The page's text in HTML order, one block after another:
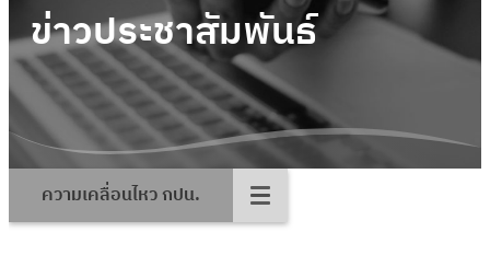
ข่าวประชาสัมพันธ์
ความเคลื่อนไหว กปน.